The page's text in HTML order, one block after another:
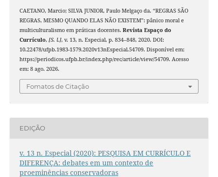
CAETANO, Marcio; SILVA JUNIOR, Paulo Melgaço da. “REGRAS SÃO
REGRAS, MESMO QUANDO ELAS NÃO EXISTEM”: pânico moral e
multiculturalismo em práticas docentes. Revista Espaço do
Currículo, [S. l.], v. 13, n. Especial, p. 834–848, 2020. DOI:
10.22478/ufpb.1983-1579.2020v13nEspecial.54709. Disponível em:
https://periodicos.ufpb.br/index.php/rec/article/view/54709. Acesso
em: 8 ago. 2026.
Fomatos de Citação
EDIÇÃO
v. 13 n. Especial (2020): PESQUISA EM CURRÍCULO E
DIFERENÇA: debates em um contexto de
proeminências conservadoras